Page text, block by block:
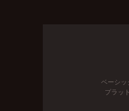
ベーシ
プラッ